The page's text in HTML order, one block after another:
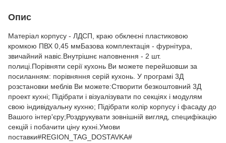
Опис
Матеріал корпусу - ЛДСП, краю обклеєні пластиковою
кромкою ПВХ 0,45 ммБазова комплектація - фурнітура,
звичайний навіс.Внутрішнє наповнення - 2 шт.
полиці.Порівняти серії кухонь Ви можете перейшовши за
посиланням: порівняння серій кухонь. У програмі 3Д
розстановки меблів Ви можете:Створити безкоштовний 3Д
проект кухні; Підібрати і візуалізувати по секціях і модулям
свою індивідуальну кухню; Підібрати колір корпусу і фасаду до
Вашого інтер'єру;Роздрукувати зовнішній вигляд, специфікацію
секцій і побачити ціну кухні.Умови
поставки#REGION_TAG_DOSTAVKA#